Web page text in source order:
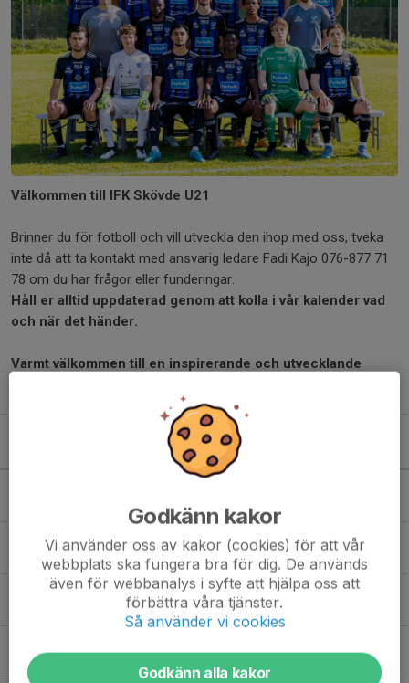
Välkommen till IFK Skövde U21
Brinner du för fotboll och vill utveckla den ihop med oss, tveka
inte då att ta kontakt med ansvarig ledare Fadi Kajo 076-877 71
78 om du har frågor eller funderingar.
Håll er alltid uppdaterad genom att kolla i vår kalender vad
och när det händer.
Varmt välkommen till en inspirerande och utvecklande
Kommande aktiviteter
Ramnavallen konstgräs
Tor 13/8
19:30-21:00
Träning
Södermalm A-plan
Fre 14/8 Match mot Husqvarna FF
Södermalms IP A
19:30-21:30
Godkänn kakor
Vi använder oss av kakor (cookies) för att vår
webbplats ska fungera bra för dig. De används
även för webbanalys i syfte att hjälpa oss att
förbättra våra tjänster.
Så använder vi cookies
Godkänn alla kakor